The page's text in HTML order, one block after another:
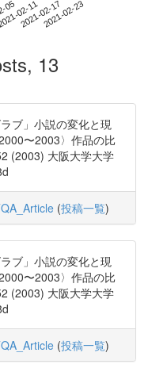
0502-11
2021-02-172021-02-23
13
ブ」小説の変化と現
〜2003〉作品の比
(2003) 大阪大学大学
(投稿一覧)
ブ」小説の変化と現
〜2003〉作品の比
(2003) 大阪大学大学
(投稿一覧)